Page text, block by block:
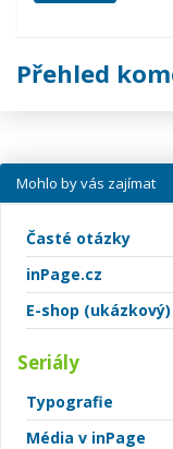
Přehled
Mohlo by vás zajímat
Časté otázky
inPage.cz
E-shop (ukázkový)
Seriály
Typografie
Média v inPage